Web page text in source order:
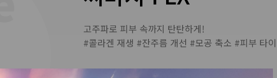
고주파로 피부 속까지 탄탄하게!
#콜라겐 재생 #잔주름 개선 #모공 축소 #피부 타